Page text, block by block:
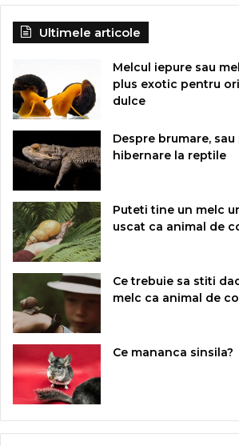
Ultimele articole
Melcul iepure sau
plus exotic pentru
dulce
Despre brumare,
hibernare la reptile
Puteti tine un melc
uscat ca animal de
Ce trebuie sa stiti
melc ca animal de
Ce mananca sinsila?